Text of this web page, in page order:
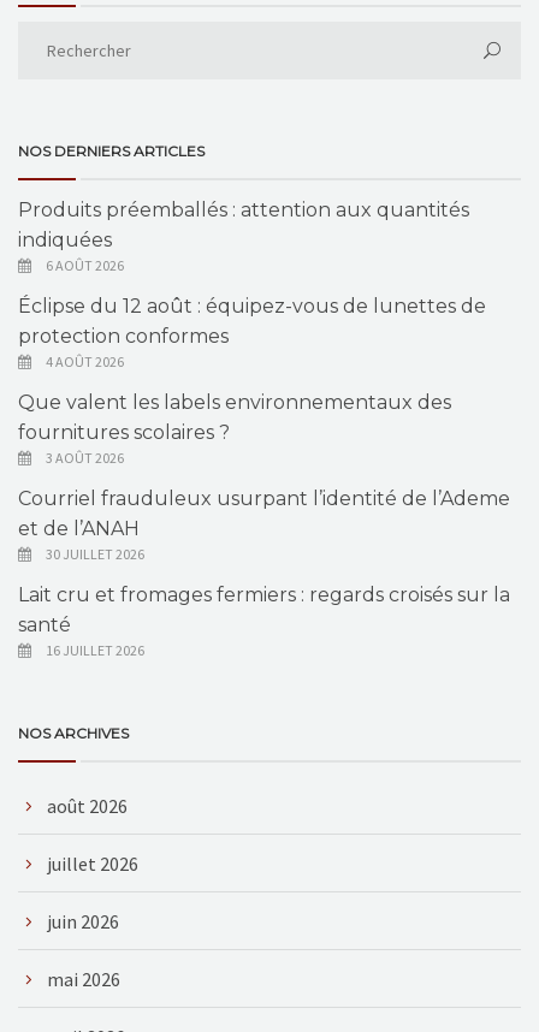
NOS DERNIERS ARTICLES
Produits préemballés : attention aux quantités
indiquées
6 AOÛT 2026
Éclipse du 12 août : équipez-vous de lunettes de
protection conformes
4 AOÛT 2026
Que valent les labels environnementaux des
fournitures scolaires ?
3 AOÛT 2026
Courriel frauduleux usurpant l’identité de l’Ademe
et de l’ANAH
30 JUILLET 2026
Lait cru et fromages fermiers : regards croisés sur la
santé
16 JUILLET 2026
NOS ARCHIVES
août 2026
juillet 2026
juin 2026
mai 2026